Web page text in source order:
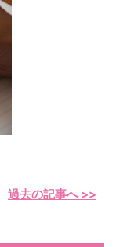
過去の記事へ >>